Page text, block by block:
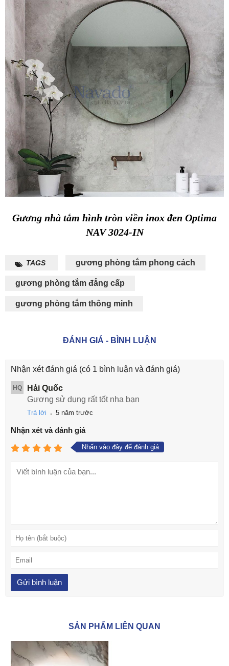
Gương nhà tắm hình tròn viền inox đen Optima
NAV 3024-IN
TAGS gương phòng tắm phong cách
gương phòng tắm đẳng cấp
gương phòng tắm thông minh
ĐÁNH GIÁ - BÌNH LUẬN
Nhận xét đánh giá (có 1 bình luận và đánh giá)
HQ
Hải Quốc
Gương sử dụng rất tốt nha bạn
Trả lời . 5 năm trước
Nhận xét và đánh giá
Nhấn vào đây để đánh giá
SẢN PHẨM LIÊN QUAN